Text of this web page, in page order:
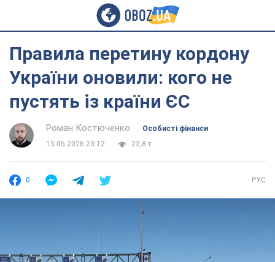
Правила перетину кордону
України оновили: кого не
пустять із країни ЄС
Роман Костюченко
Особисті фінанси
15.05.2026 23:12
22,8 т.
0 РУС